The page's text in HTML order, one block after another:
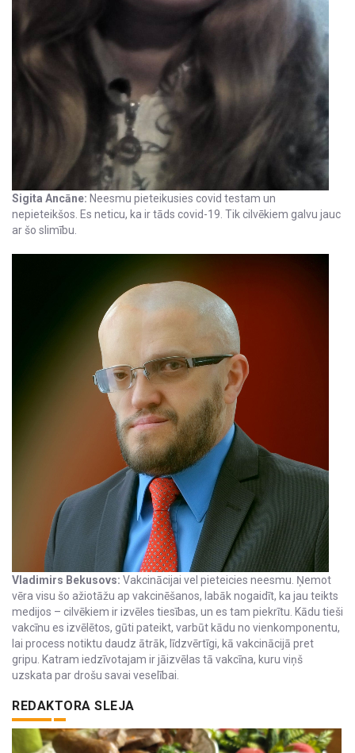
Sigita Ancāne: Neesmu pieteikusies covid testam un
nepieteikšos. Es neticu, ka ir tāds covid-19. Tik cilvēkiem galvu jauc
ar šo slimību.
Vladimirs Bekusovs: Vakcinācijai vel pieteicies neesmu. Ņemot
vēra visu šo ažiotāžu ap vakcinēšanos, labāk nogaidīt, ka jau teikts
medijos – cilvēkiem ir izvēles tiesības, un es tam piekrītu. Kādu tieši
vakcīnu es izvēlētos, gūti pateikt, varbūt kādu no vienkomponentu,
lai process notiktu daudz ātrāk, līdzvērtīgi, kā vakcinācijā pret
gripu. Katram iedzīvotajam ir jāizvēlas tā vakcīna, kuru viņš
uzskata par drošu savai veselībai.
REDAKTORA SLEJA